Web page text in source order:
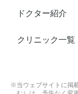
ドクター紹介
クリニック一覧
※当ウェブサイトに掲